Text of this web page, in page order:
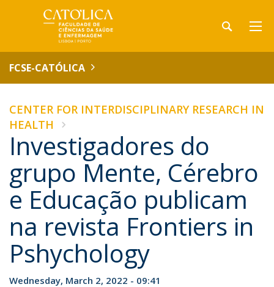
FCSE-CATÓLICA
CENTER FOR INTERDISCIPLINARY RESEARCH IN
HEALTH
Investigadores do
grupo Mente, Cérebro
e Educação publicam
na revista Frontiers in
Pshychology
Wednesday, March 2, 2022 - 09:41